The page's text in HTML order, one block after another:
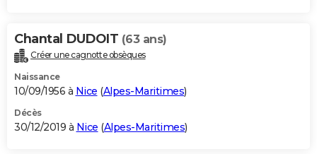
Chantal DUDOIT (63 ans)
Créer une cagnotte obsèques
Naissance
10/09/1956 à Nice (Alpes-Maritimes)
Décès
30/12/2019 à Nice (Alpes-Maritimes)